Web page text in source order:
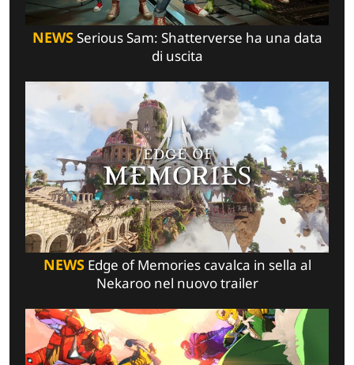
NEWSSerious Sam: Shatterverse ha una data
di uscita
NEWSEdge of Memories cavalca in sella al
Nekaroo nel nuovo trailer